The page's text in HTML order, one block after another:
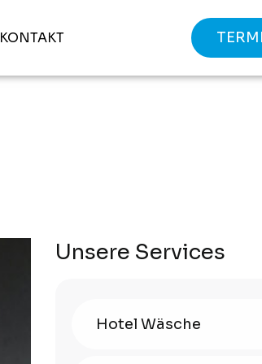
KONTAKT
Unsere Services
Hotel Wäsche